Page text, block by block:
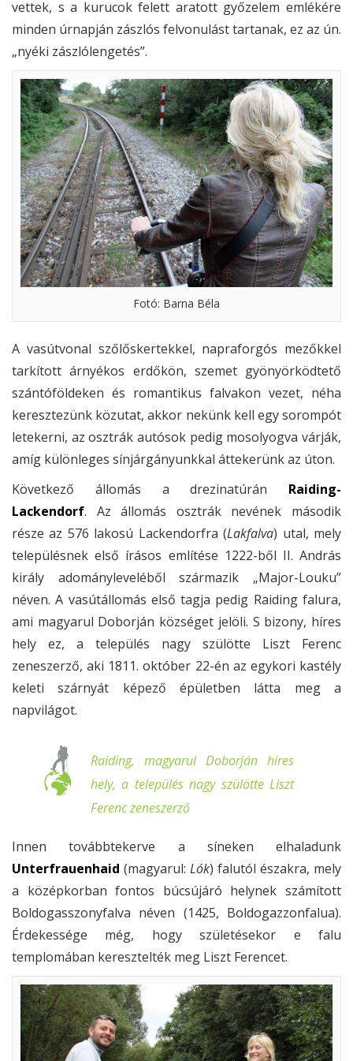
vettek, s a kurucok felett aratott győzelem emlékére
minden úrnapján zászlós felvonulást tartanak, ez az ún.
„nyéki zászlólengetés”.
Fotó: Barna Béla
A vasútvonal szőlőskertekkel, napraforgós mezőkkel
tarkított árnyékos erdőkön, szemet gyönyörködtető
szántóföldeken és romantikus falvakon vezet, néha
keresztezünk közutat, akkor nekünk kell egy sorompót
letekerni, az osztrák autósok pedig mosolyogva várják,
amíg különleges sínjárgányunkkal áttekerünk az úton.
Következő állomás a drezinatúrán Raiding-
Lackendorf. Az állomás osztrák nevének második
része az 576 lakosú Lackendorfra (Lakfalva) utal, mely
településnek első írásos említése 1222-ből II. András
király adományleveléből származik „Major-Louku”
néven. A vasútállomás első tagja pedig Raiding falura,
ami magyarul Doborján községet jelöli. S bizony, híres
hely ez, a település nagy szülötte Liszt Ferenc
zeneszerző, aki 1811. október 22-én az egykori kastély
keleti szárnyát képező épületben látta meg a
napvilágot.
Raiding, magyarul Doborján híres
hely, a település nagy szülötte Liszt
Ferenc zeneszerző
Innen továbbtekerve a síneken elhaladunk
Unterfrauenhaid (magyarul: Lók) falutól északra, mely
a középkorban fontos búcsújáró helynek számított
Boldogasszonyfalva néven (1425, Boldogazzonfalua).
Érdekessége még, hogy születésekor e falu
templomában keresztelték meg Liszt Ferencet.